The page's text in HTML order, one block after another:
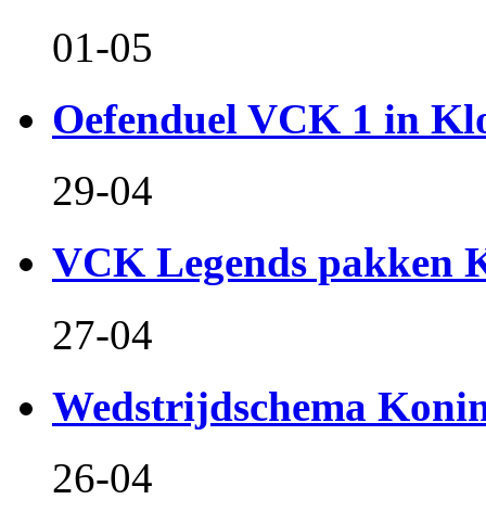
01-05
Oefenduel VCK 1 in
29-04
VCK Legends pakken
27-04
Wedstrijdschema
26-04